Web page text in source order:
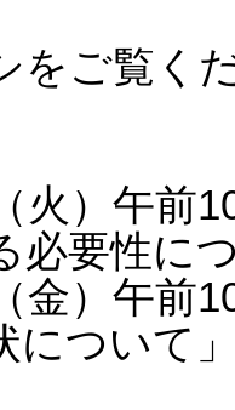
をご覧く
火）午前
必要性に
金）午前
について